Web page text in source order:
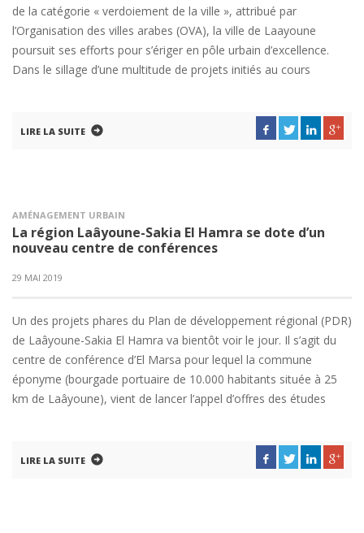
de la catégorie « verdoiement de la ville », attribué par
l’Organisation des villes arabes (OVA), la ville de Laayoune
poursuit ses efforts pour s’ériger en pôle urbain d’excellence.
Dans le sillage d’une multitude de projets initiés au cours
LIRE LA SUITE
AMÉNAGEMENT URBAIN
La région Laâyoune-Sakia El Hamra se dote d’un
nouveau centre de conférences
29 MAI 2019
Un des projets phares du Plan de développement régional (PDR)
de Laâyoune-Sakia El Hamra va bientôt voir le jour. Il s’agit du
centre de conférence d’El Marsa pour lequel la commune
éponyme (bourgade portuaire de 10.000 habitants située à 25
km de Laâyoune), vient de lancer l’appel d’offres des études
LIRE LA SUITE